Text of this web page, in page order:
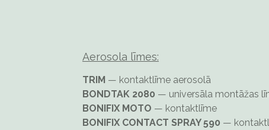
Aerosola līmes:
TRIM — kontaktlīme aerosolā
BONDTAK 2080 — universāla montāžas
BONIFIX MOTO — kontaktlīme
BONIFIX CONTACT SPRAY 590 —